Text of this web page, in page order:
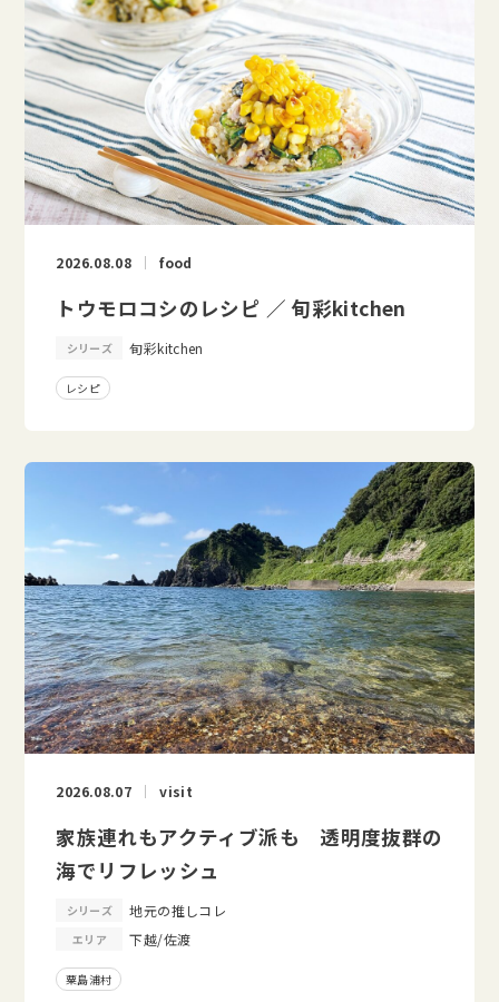
2026.08.08 food
トウモロコシのレシピ ／ 旬彩kitchen
シリーズ 旬彩kitchen
レシピ
2026.08.07 visit
家族連れもアクティブ派も 透明度抜群の
海でリフレッシュ
シリーズ 地元の推しコレ
エリア 下越/佐渡
粟島浦村